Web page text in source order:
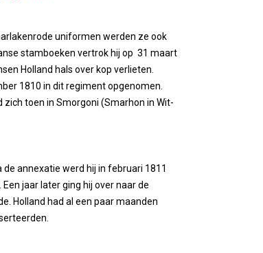
uniformen werden ze ook
stamboeken vertrok hij op 31 maart
Holland hals over kop verlieten.
1810 in dit regiment opgenomen.
toen in Smorgoni (Smarhon in Wit-
annexatie werd hij in februari 1811
jaar later ging hij over naar de
Holland had al een paar maanden